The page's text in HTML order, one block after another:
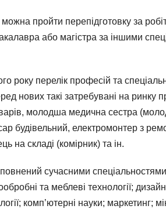
пройти перепідготовку за
або магістра за іншими
року перелік професій та
нових такі затребувані на ринку
молодша медична сестра
будівельний, електромонтер з
на складі (комірник) та ін.
сучасними спеціальностями:
та меблеві технології;
комп’ютерні науки; маркетинг;